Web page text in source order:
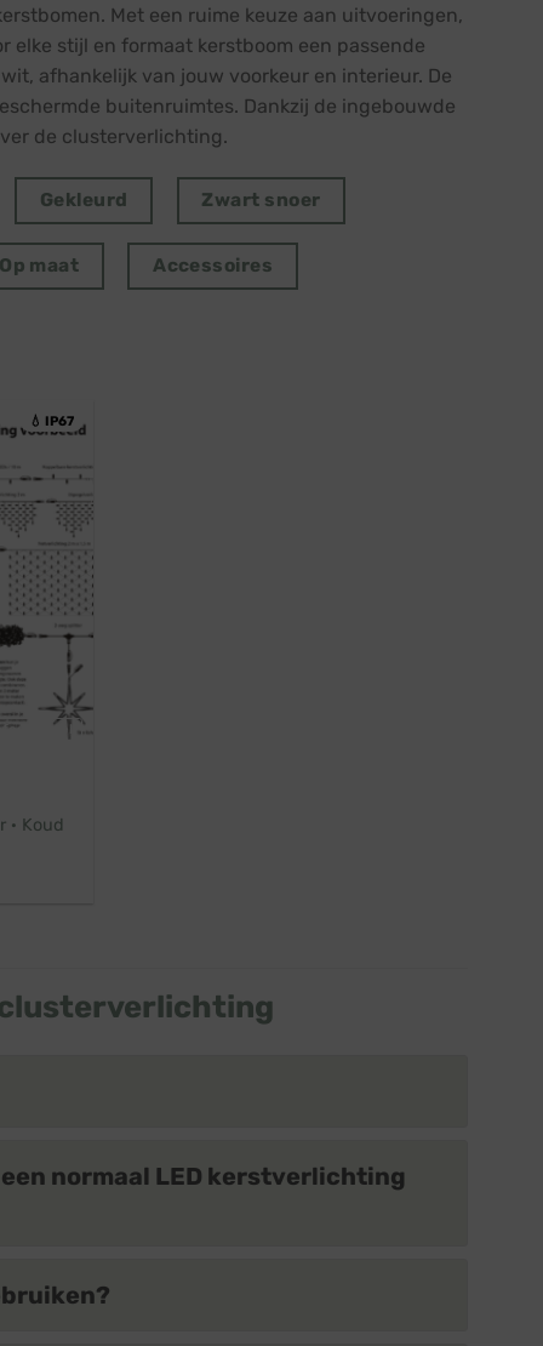
Met een ruime keuze aan uitvoeringen,
elke stijl en formaat kerstboom een passende
afhankelijk van jouw voorkeur en interieur. De
buitenruimtes. Dankzij de ingebouwde
de clusterverlichting.
Gekleurd Zwart snoer
Op maat Accessoires
💧 IP67
Koud
clusterverlichting
normaal LED kerstverlichting